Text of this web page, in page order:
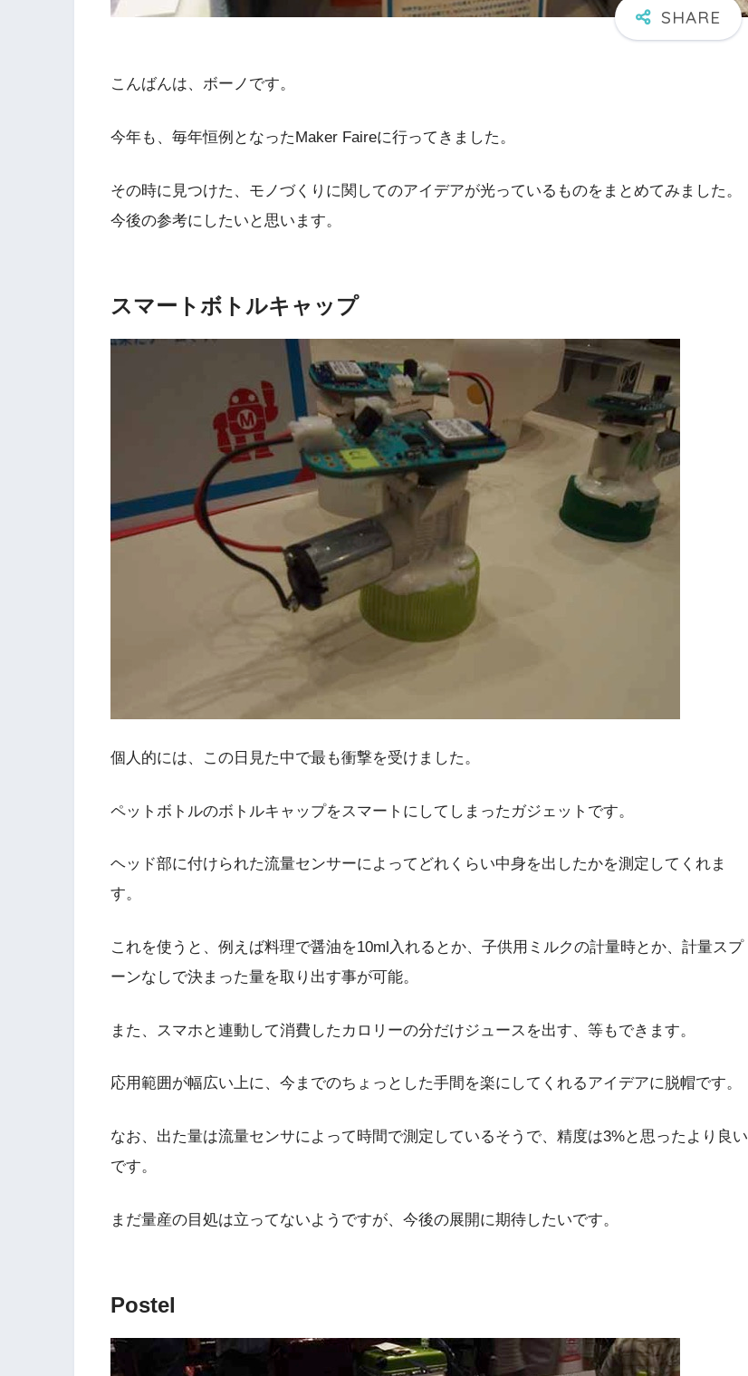
こんばんは、ボーノです。
今年も、毎年恒例となったMaker Faireに行ってきました。
その時に見つけた、モノづくりに関してのアイデアが光っているものをまとめてみました。
今後の参考にしたいと思います。
スマートボトルキャップ
個人的には、この日見た中で最も衝撃を受けました。
ペットボトルのボトルキャップをスマートにしてしまったガジェットです。
ヘッド部に付けられた流量センサーによってどれくらい中身を出したかを測定してくれま
す。
これを使うと、例えば料理で醤油を10ml入れるとか、子供用ミルクの計量時とか、計量スプ
ーンなしで決まった量を取り出す事が可能。
また、スマホと連動して消費したカロリーの分だけジュースを出す、等もできます。
応用範囲が幅広い上に、今までのちょっとした手間を楽にしてくれるアイデアに脱帽です。
なお、出た量は流量センサによって時間で測定しているそうで、精度は3%と思ったより良い
です。
まだ量産の目処は立ってないようですが、今後の展開に期待したいです。
Postel